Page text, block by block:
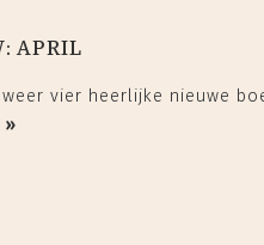
APRIL
vier heerlijke nieuwe
»